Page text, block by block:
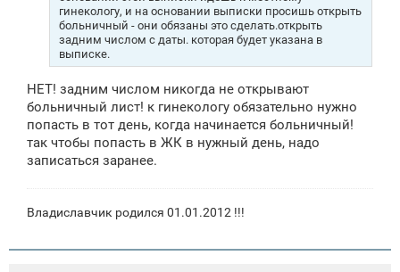
гинекологу, и на основании выписки просишь открыть
больничный - они обязаны это сделать.открыть
задним числом с даты. которая будет указана в
выписке.
НЕТ! задним числом никогда не открывают
больничный лист! к гинекологу обязательно нужно
попасть в тот день, когда начинается больничный!
так чтобы попасть в ЖК в нужный день, надо
записаться заранее.
Владиславчик родился 01.01.2012 !!!